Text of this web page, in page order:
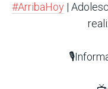
#ArribaHoy|